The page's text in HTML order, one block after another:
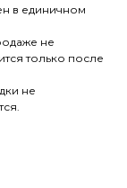
в единичном
не
только после
не